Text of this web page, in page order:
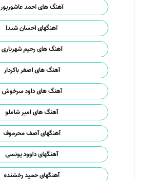
آهنگ های احمد عاشورپور
آهنگهای احسان شیدا
آهنگ های رحیم شهریاری
آهنگ های اصغر باکردار
آهنگ های داود سرخوش
آهنگ های امیر شاملو
آهنگهای آصف محرموف
آهنگهای داوود یونسی
آهنگهای حمید رخشنده